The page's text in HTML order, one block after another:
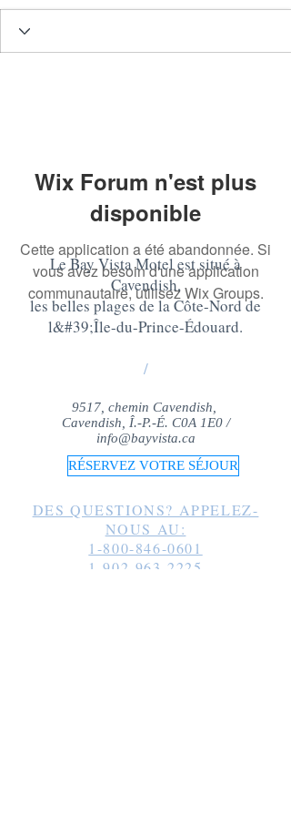
Wix Forum n'est plus
disponible
Cette application a été abandonnée. Si
vous avez besoin d'une application
communautaire, utilisez Wix Groups.
Le Bay Vista Motel est situé à
Cavendish,
les belles plages de la Côte-Nord de
l&#39;Île-du-Prince-Édouard.
/
9517, chemin Cavendish,
Cavendish, Î.-P.-É. C0A 1E0 /
info@bayvista.ca
RÉSERVEZ VOTRE SÉJOUR
DES QUESTIONS? APPELEZ-
NOUS AU:
1-800-846-0601
1-902-963-2225